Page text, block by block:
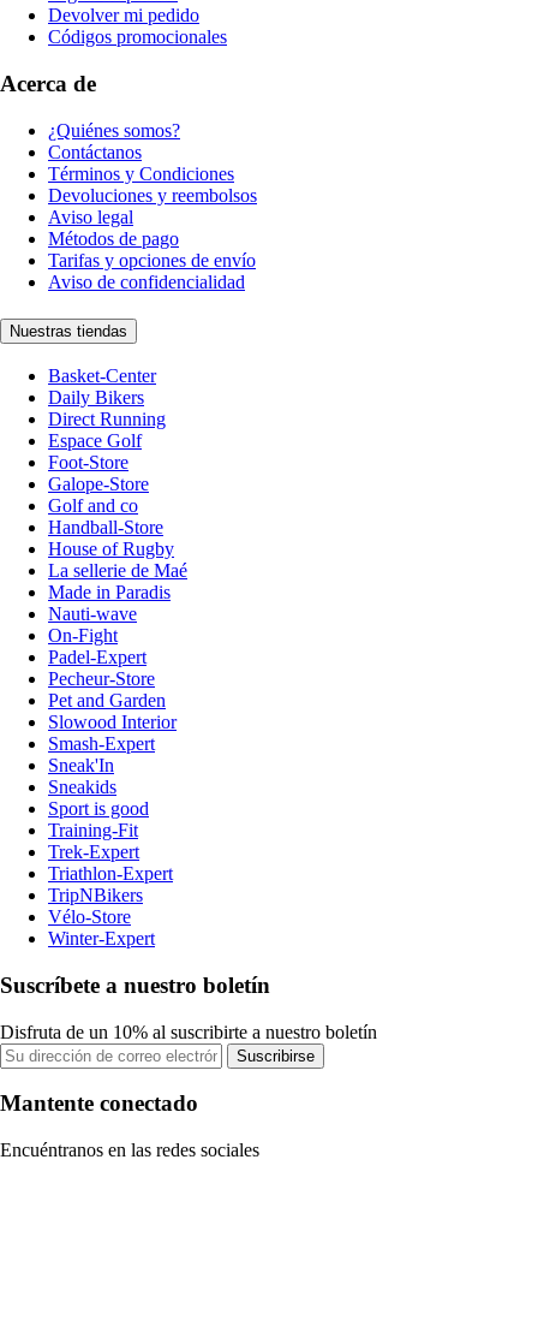
Devolver mi pedido
Códigos promocionales
Acerca de
¿Quiénes somos?
Contáctanos
Términos y Condiciones
Devoluciones y reembolsos
Aviso legal
Métodos de pago
Tarifas y opciones de envío
Aviso de confidencialidad
Nuestras tiendas
Basket-Center
Daily Bikers
Direct Running
Espace Golf
Foot-Store
Galope-Store
Golf and co
Handball-Store
House of Rugby
La sellerie de Maé
Made in Paradis
Nauti-wave
On-Fight
Padel-Expert
Pecheur-Store
Pet and Garden
Slowood Interior
Smash-Expert
Sneak'In
Sneakids
Sport is good
Training-Fit
Trek-Expert
Triathlon-Expert
TripNBikers
Vélo-Store
Winter-Expert
Suscríbete a nuestro boletín
Disfruta de un 10% al suscribirte a nuestro boletín
Suscribirse
Mantente conectado
Encuéntranos en las redes sociales